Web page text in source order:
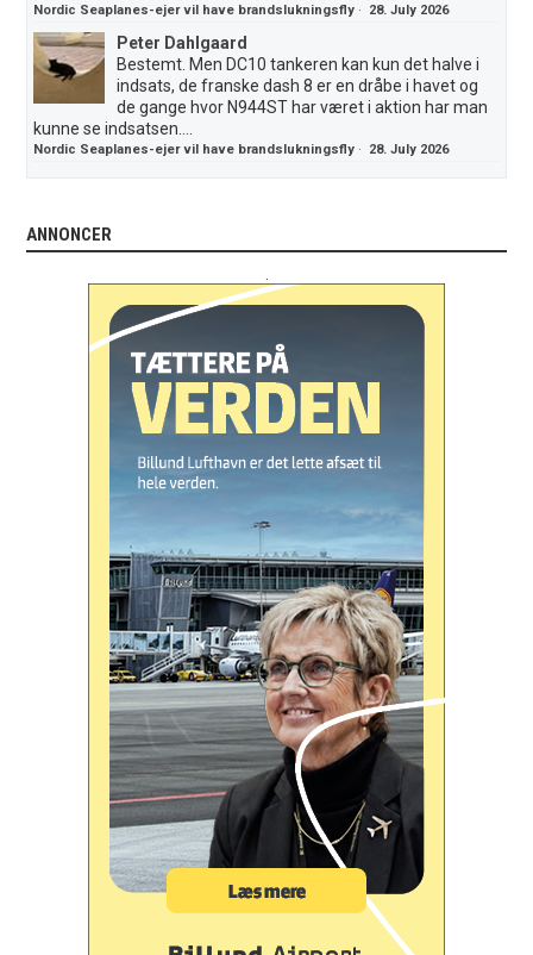
Nordic Seaplanes-ejer vil have brandslukningsfly · 28. July 2026
Peter Dahlgaard
Bestemt. Men DC10 tankeren kan kun det halve i
indsats, de franske dash 8 er en dråbe i havet og
de gange hvor N944ST har været i aktion har man
kunne se indsatsen....
Nordic Seaplanes-ejer vil have brandslukningsfly · 28. July 2026
ANNONCER